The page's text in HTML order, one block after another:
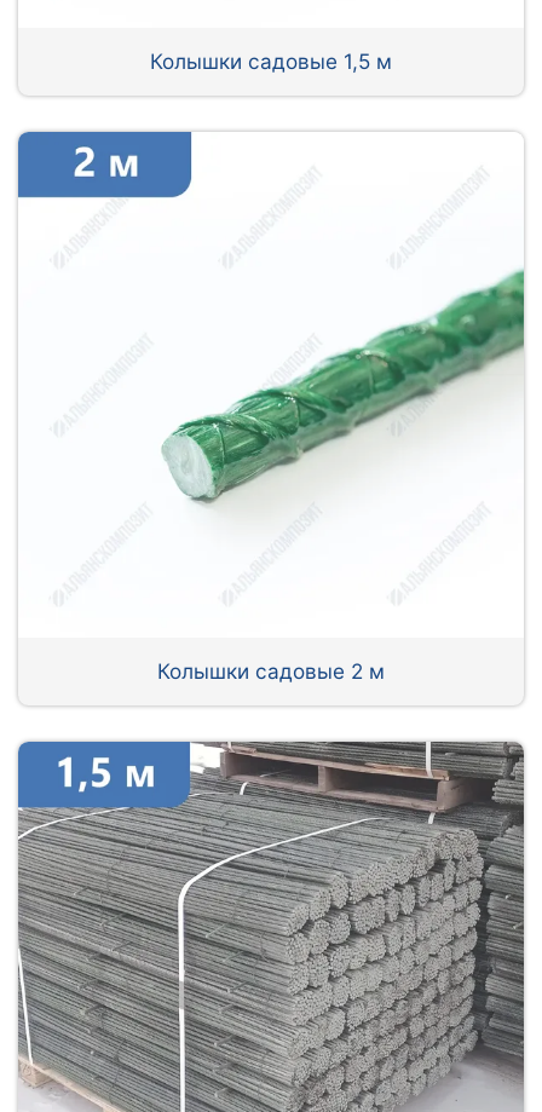
Колышки садовые 1,5 м
Колышки садовые 2 м